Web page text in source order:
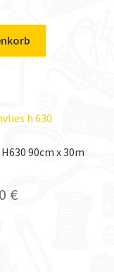
90cm x 30m
€